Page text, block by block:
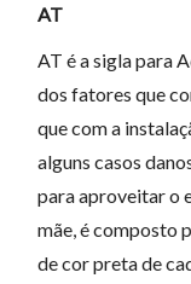
AT
AT é a sigla para
dos fatores que
que com a
alguns casos
para aproveitar o
mãe, é composto
de cor preta de